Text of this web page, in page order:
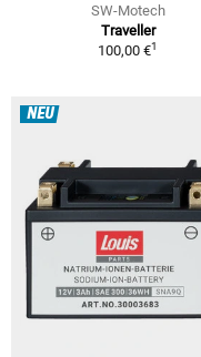
SW-Motech
Traveller
100,00 €1
NEU